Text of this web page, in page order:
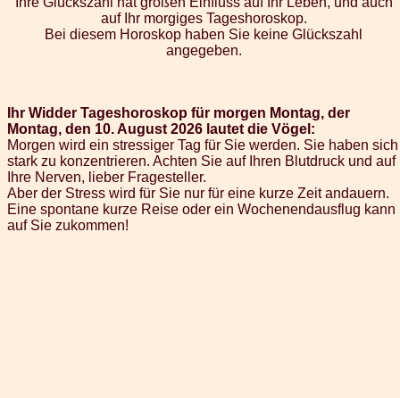
auf Ihr morgiges Tageshoroskop.
Bei diesem Horoskop haben Sie keine Glückszahl
angegeben.
Ihr Widder Tageshoroskop für morgen Montag, der
Montag, den 10. August 2026 lautet die Vögel:
Morgen wird ein stressiger Tag für Sie werden. Sie haben sich
stark zu konzentrieren. Achten Sie auf Ihren Blutdruck und auf
Ihre Nerven, lieber Fragesteller.
Aber der Stress wird für Sie nur für eine kurze Zeit andauern.
Eine spontane kurze Reise oder ein Wochenendausflug kann
auf Sie zukommen!